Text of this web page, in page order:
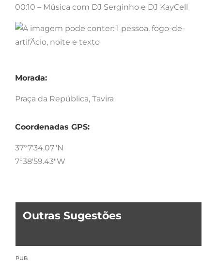
00:10 – Música com DJ Serginho e DJ KayCell
Morada:
Praça da República, Tavira
Coordenadas GPS:
37°7'34.07"N
7°38'59.43"W
Outras Sugestões
PUB